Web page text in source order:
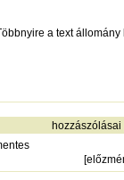
a text
hozzászólásai
[